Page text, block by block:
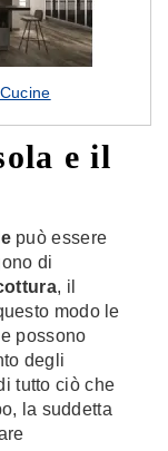
e il
può essere
di
, il
modo le
possono
degli
tutto ciò che
la suddetta